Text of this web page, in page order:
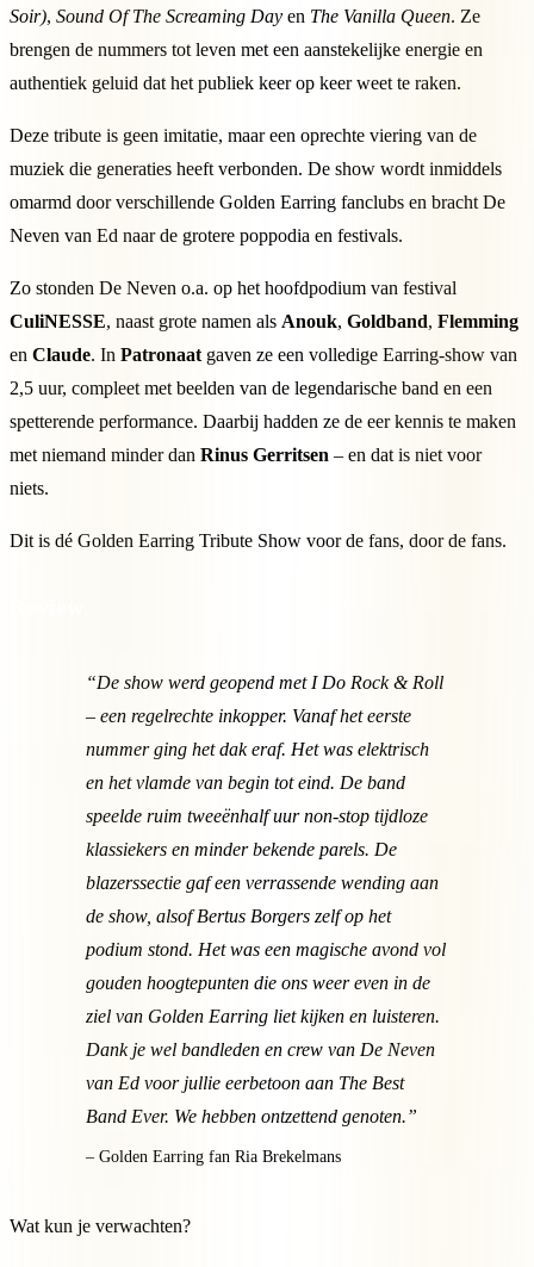
Soir), Sound Of The Screaming Day en The Vanilla Queen. Ze
brengen de nummers tot leven met een aanstekelijke energie en
authentiek geluid dat het publiek keer op keer weet te raken.
Deze tribute is geen imitatie, maar een oprechte viering van de
muziek die generaties heeft verbonden. De show wordt inmiddels
omarmd door verschillende Golden Earring fanclubs en bracht De
Neven van Ed naar de grotere poppodia en festivals.
Zo stonden De Neven o.a. op het hoofdpodium van festival
CuliNESSE, naast grote namen als Anouk, Goldband, Flemming
en Claude. In Patronaat gaven ze een volledige Earring-show van
2,5 uur, compleet met beelden van de legendarische band en een
spetterende performance. Daarbij hadden ze de eer kennis te maken
met niemand minder dan Rinus Gerritsen – en dat is niet voor
niets.
Dit is dé Golden Earring Tribute Show voor de fans, door de fans.
“De show werd geopend met I Do Rock & Roll
– een regelrechte inkopper. Vanaf het eerste
nummer ging het dak eraf. Het was elektrisch
en het vlamde van begin tot eind. De band
speelde ruim tweeënhalf uur non-stop tijdloze
klassiekers en minder bekende parels. De
blazerssectie gaf een verrassende wending aan
de show, alsof Bertus Borgers zelf op het
podium stond. Het was een magische avond vol
gouden hoogtepunten die ons weer even in de
ziel van Golden Earring liet kijken en luisteren.
Dank je wel bandleden en crew van De Neven
van Ed voor jullie eerbetoon aan The Best
Band Ever. We hebben ontzettend genoten.”
– Golden Earring fan Ria Brekelmans
Wat kun je verwachten?